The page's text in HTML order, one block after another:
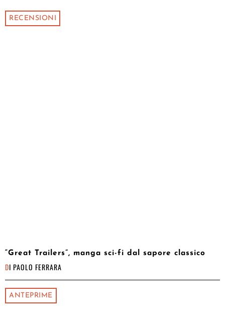
RECENSIONI
“Great Trailers”, manga sci-fi dal sapore classico
DI PAOLO FERRARA
ANTEPRIME